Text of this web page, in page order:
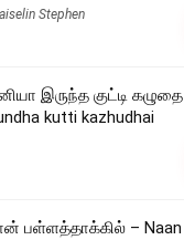
Stephen
இருந்த குட்டி
kutti kazhudhai
பள்ளத்தாக்கில் – Naan